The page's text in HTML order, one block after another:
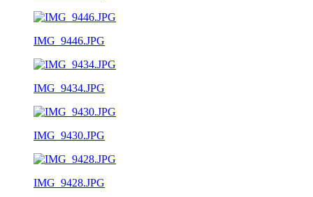
IMG_9446.JPG
IMG_9434.JPG
IMG_9430.JPG
IMG_9428.JPG